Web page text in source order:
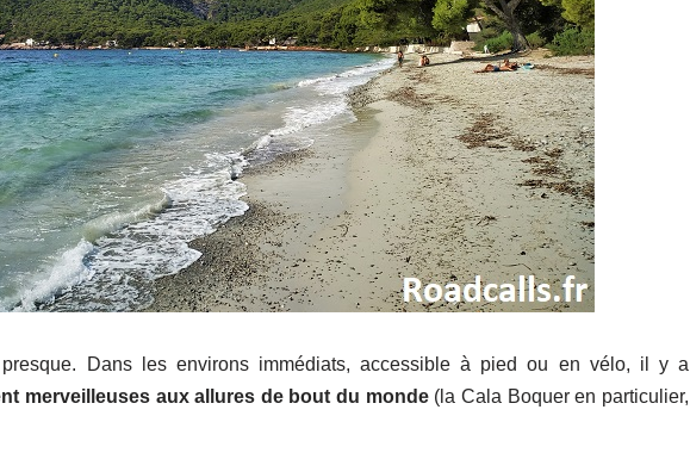
presque. Dans les environs immédiats, accessible à pied ou en vélo, il y a
merveilleuses aux allures de bout du monde(la Cala Boquer en particulier,